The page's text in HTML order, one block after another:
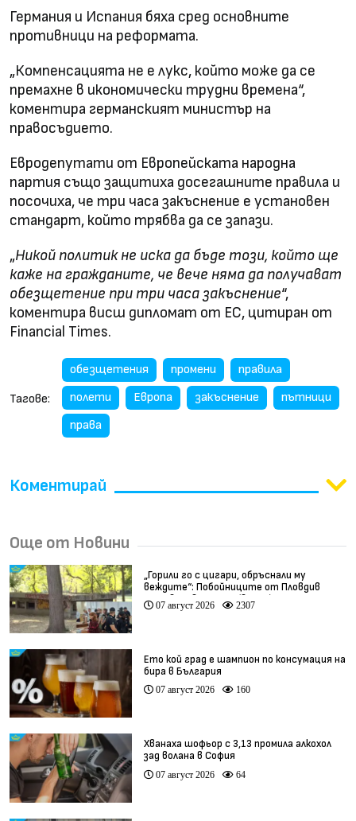
Германия и Испания бяха сред основните
противници на реформата.
„Компенсацията не е лукс, който може да се
премахне в икономически трудни времена“,
коментира германският министър на
правосъдието.
Евродепутати от Европейската народна
партия също защитиха досегашните правила и
посочиха, че три часа закъснение е установен
стандарт, който трябва да се запази.
„Никой политик не иска да бъде този, който ще
каже на гражданите, че вече няма да получават
обезщетение при три часа закъснение“,
коментира висш дипломат от ЕС, цитиран от
Financial Times.
Тагове:
обезщетения промени
правила
полети
Европа закъснение
пътници
права
Коментирай
Още от Новини
„Горили го с цигари, обръснали му
веждите“: Побойниците от Пловдив
остават в ареста (видео)
07 август 2026 2307
Ето кой град е шампион по консумация на
бира в България
07 август 2026 160
Хванаха шофьор с 3,13 промила алкохол
зад волана в София
07 август 2026 64